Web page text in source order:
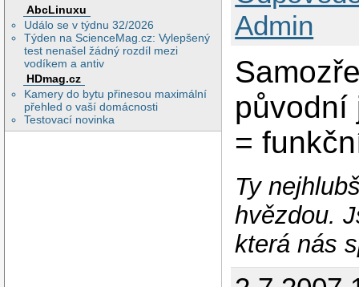
AbcLinuxu
Událo se v týdnu 32/2026
Týden na ScienceMag.cz: Vylepšený
test nenašel žádný rozdíl mezi
vodíkem a antiv
HDmag.cz
Kamery do bytu přinesou maximální
přehled o vaší domácnosti
Testovací novinka
Admin
původní
=
Ty
hvězdou.
která nás